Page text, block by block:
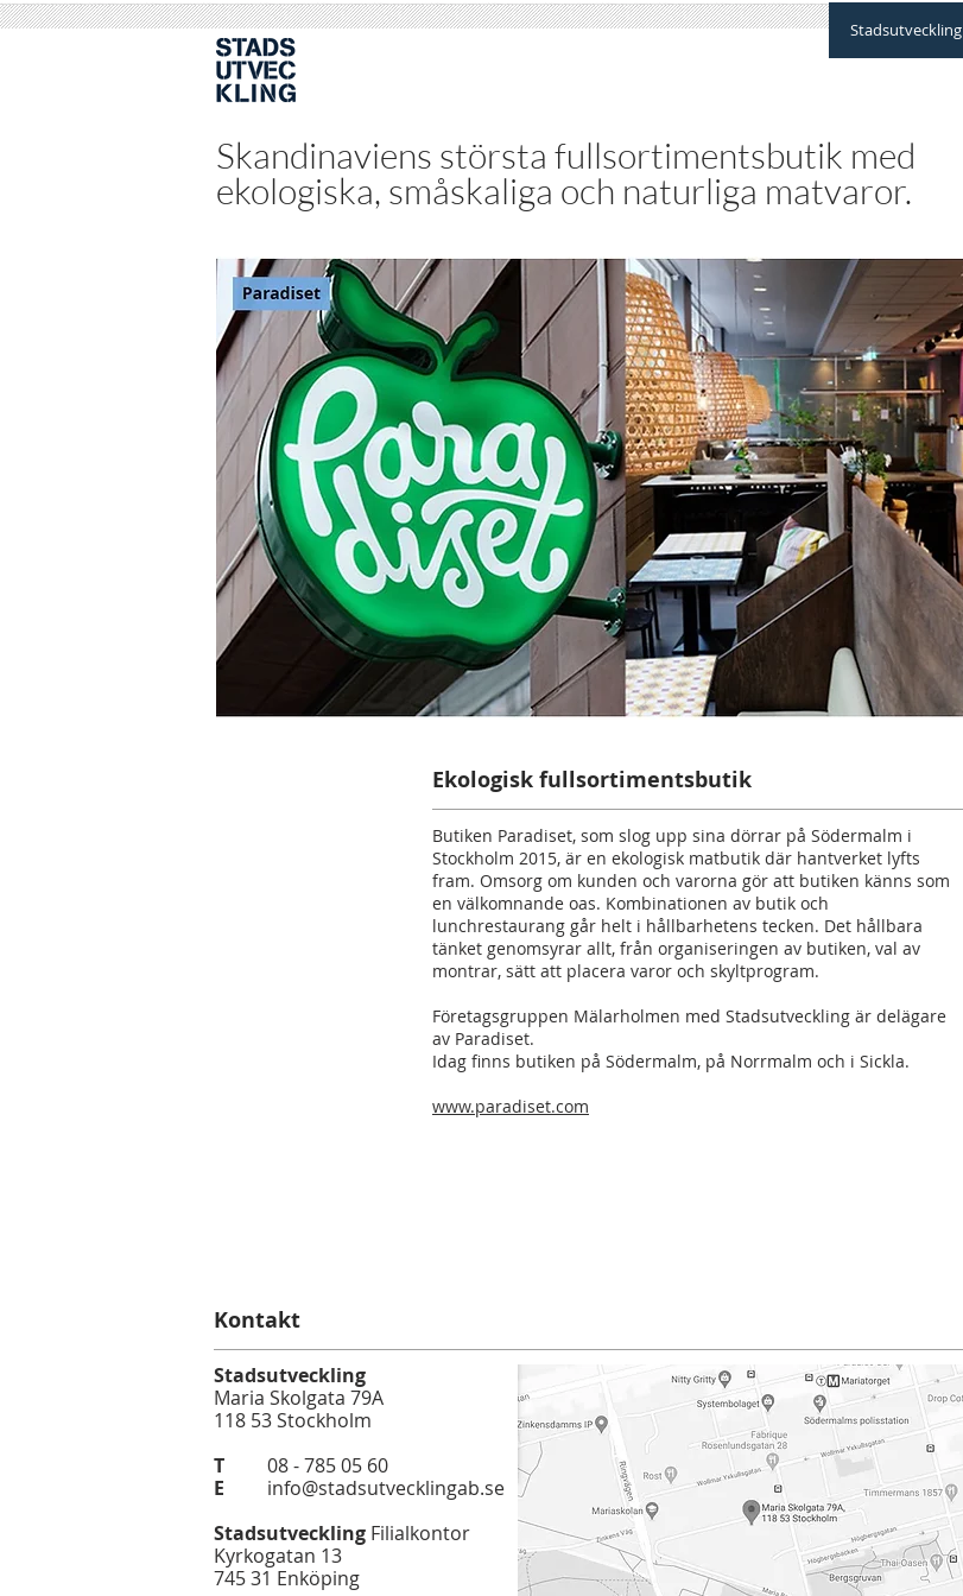
Stadsutveckling
Skandinaviens största fullsortimentsbutik med
ekologiska, småskaliga och naturliga matvaror.
Ekologisk fullsortimentsbutik
Butiken Paradiset, som slog upp sina dörrar på Södermalm i
Stockholm 2015, är en ekologisk matbutik där hantverket lyfts
fram. Omsorg om kunden och varorna gör att butiken känns som
en välkomnande oas. Kombinationen av butik och
lunchrestaurang går helt i hållbarhetens tecken. Det hållbara
tänket genomsyrar allt, från organiseringen av butiken, val av
montrar, sätt att placera varor och skyltprogram.
Företagsgruppen Mälarholmen med Stadsutveckling är delägare
av Paradiset.
Idag finns butiken på Södermalm, på Norrmalm och i Sickla.
www.paradiset.com
Kontakt
Stadsutveckling
Maria Skolgata 79A
118 53 Stockholm
T 08 - 785 05 60
E
info@stadsutvecklingab.se
Stadsutveckling Filialkontor
Kyrkogatan 13
745 31 Enköping